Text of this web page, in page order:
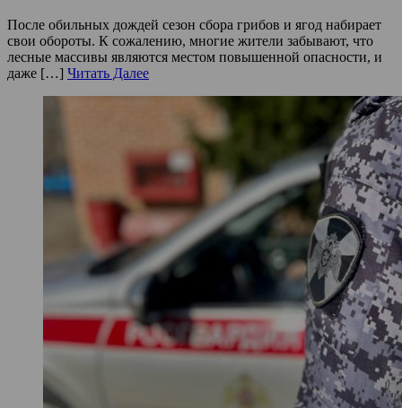
После обильных дождей сезон сбора грибов и ягод набирает
свои обороты. К сожалению, многие жители забывают, что
лесные массивы являются местом повышенной опасности, и
даже […] Читать Далее